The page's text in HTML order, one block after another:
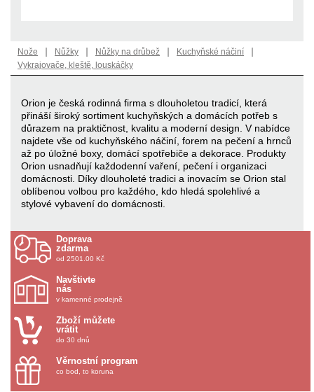
Nože | Nůžky | Nůžky na drůbež | Kuchyňské náčiní |
Vykrajovače, kleště, louskáčky
Orion je česká rodinná firma s dlouholetou tradicí, která
přináší široký sortiment kuchyňských a domácích potřeb s
důrazem na praktičnost, kvalitu a moderní design. V nabídce
najdete vše od kuchyňského náčiní, forem na pečení a hrnců
až po úložné boxy, domácí spotřebiče a dekorace. Produkty
Orion usnadňují každodenní vaření, pečení i organizaci
domácnosti. Díky dlouholeté tradici a inovacím se Orion stal
oblíbenou volbou pro každého, kdo hledá spolehlivé a
stylové vybavení do domácnosti.
Doprava
zdarma
od 2501.00 Kč
Navštivte
nás
v kamenné prodejně
Zboží můžete
vrátit
do 30 dnů
Věrnostní program
co bod, to koruna